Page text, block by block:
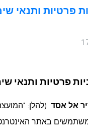
לבית ספר
פרטיות ותנאי
פרטיות ותנאי
אל אסד (להלן:
באתר